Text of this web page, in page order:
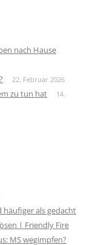
nach Hause
22. Februar 2026
zu tun hat
14.
häufiger als gedacht
| Friendly Fire
MS wegimpfen?